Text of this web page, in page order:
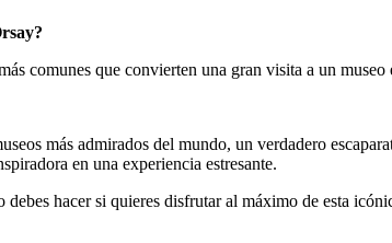
comunes que convierten una gran visita a un museo
más admirados del mundo, un verdadero
en una experiencia estresante.
hacer si quieres disfrutar al máximo de esta